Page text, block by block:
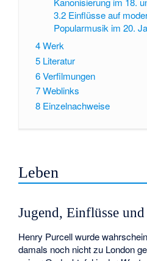
3.2 Einflüsse auf
Popularmusik im 20.
4Werk
5 Literatur
6Verfilmungen
7Weblinks
8 Einzelnachweise
Leben
Jugend, Einflüsse
Henry Purcell wurde
damals noch nicht zu London